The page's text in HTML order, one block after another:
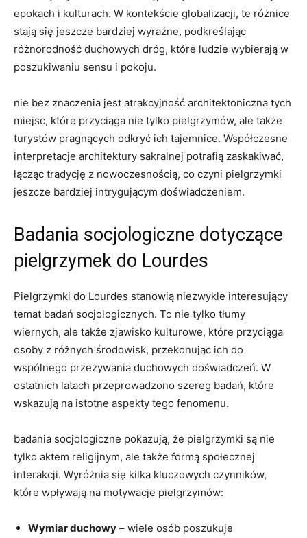
epokach i kulturach. W kontekście globalizacji, te różnice
stają się jeszcze bardziej wyraźne, podkreślając
różnorodność duchowych dróg, które ludzie wybierają w
poszukiwaniu sensu i pokoju.
nie bez znaczenia jest atrakcyjność architektoniczna tych
miejsc, które przyciąga nie tylko pielgrzymów, ale także
turystów pragnących odkryć ich tajemnice. Współczesne
interpretacje architektury sakralnej potrafią zaskakiwać,
łącząc tradycję z nowoczesnością, co czyni pielgrzymki
jeszcze bardziej intrygującym doświadczeniem.
Badania socjologiczne dotyczące
pielgrzymek do Lourdes
Pielgrzymki do Lourdes stanowią niezwykle interesujący
temat badań socjologicznych. To nie tylko tłumy
wiernych, ale także zjawisko kulturowe, które przyciąga
osoby z różnych środowisk, przekonując ich do
wspólnego przeżywania duchowych doświadczeń. W
ostatnich latach przeprowadzono szereg badań, które
wskazują na istotne aspekty tego fenomenu.
badania socjologiczne pokazują, że pielgrzymki są nie
tylko aktem religijnym, ale także formą społecznej
interakcji. Wyróżnia się kilka kluczowych czynników,
które wpływają na motywacje pielgrzymów:
Wymiar duchowy – wiele osób poszukuje